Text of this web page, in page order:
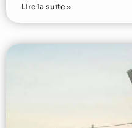
Lire la suite »